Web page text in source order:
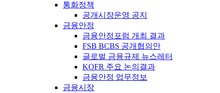
통화정책
공개시장운영 공지
금융안정
금융안정포럼 개최 결과
FSB BCBS 공개협의안
글로벌 금융규제 뉴스레터
KOFR 주요 논의결과
금융안정 업무정보
금융시장